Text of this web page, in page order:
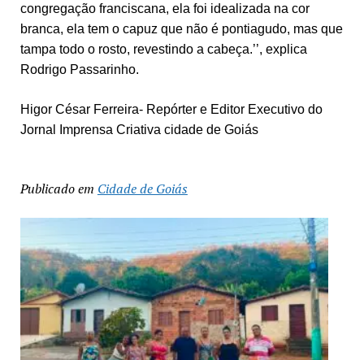
congregação franciscana, ela foi idealizada na cor
branca, ela tem o capuz que não é pontiagudo, mas que
tampa todo o rosto, revestindo a cabeça.’’, explica
Rodrigo Passarinho.
Higor César Ferreira- Repórter e Editor Executivo do
Jornal Imprensa Criativa cidade de Goiás
Publicado em Cidade de Goiás